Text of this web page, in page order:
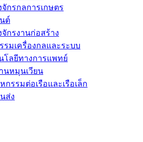
จักรกลการเกษตร
ต์
จักรงานก่อสร้าง
รมเครื่องกลและระบบ
โลยีทางการแพทย์
นหมุนเวียน
กรรมต่อเรือและเรือเล็ก
ส่ง